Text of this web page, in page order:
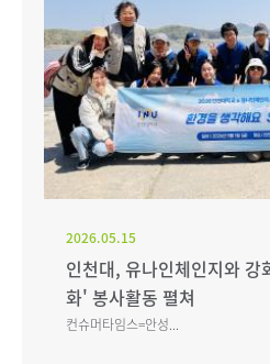
2026.05.15
인천대, 유나인체인지와 강
화' 봉사활동 펼쳐
컨슈머타임스=안성...